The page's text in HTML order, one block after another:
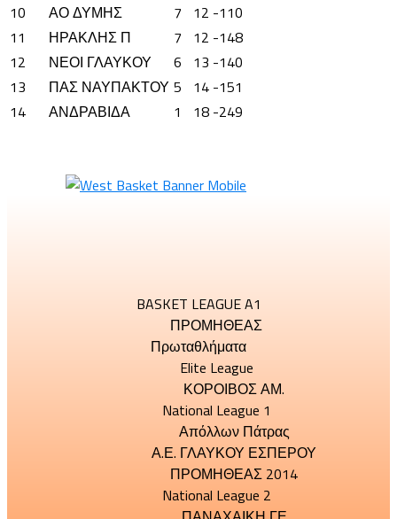
10
ΑΟ ΔΥΜΗΣ 7 12 -110
11
ΗΡΑΚΛΗΣ Π 7 12 -148
12
ΝΕΟΙ ΓΛΑΥΚΟΥ 6 13 -140
13
ΠΑΣ ΝΑΥΠΑΚΤΟΥ 5 14 -151
14
ΑΝΔΡΑΒΙΔΑ 1 18 -249
BASKET LEAGUE A1
ΠΡΟΜΗΘΕΑΣ
Πρωταθλήματα
Elite League
ΚΟΡΟΙΒΟΣ ΑΜ.
National League 1
Απόλλων Πάτρας
Α.Ε. ΓΛΑΥΚΟΥ ΕΣΠΕΡΟΥ
ΠΡΟΜΗΘΕΑΣ 2014
National League 2